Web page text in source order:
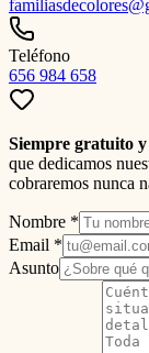
Teléfono
656 984 658
Siempre gratuito
que dedicamos
cobraremos nunca
Nombre *
Email *
Asunto